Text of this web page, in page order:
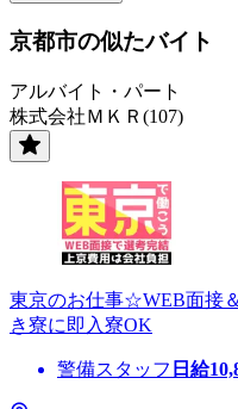
京都市の似たバイト
アルバイト・パート
株式会社ＭＫＲ(107)
東京のお仕事☆WEB面接
き寮に即入寮OK
警備スタッフ 日給